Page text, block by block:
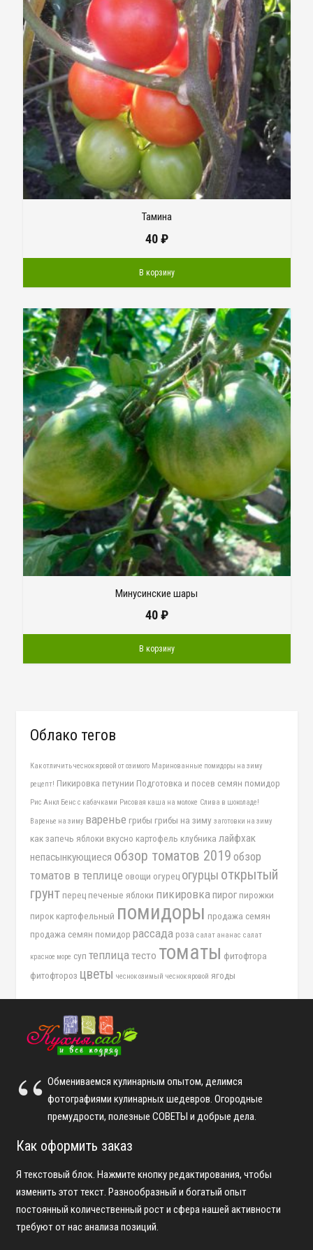
Тамина
40₽
В корзину
Минусинские шары
40₽
В корзину
Облако тегов
Как отличить чеснок яровой от озимого Маринованные помидоры на зиму
рецепт! Пикировка петунии Подготовка и посев семян помидор
Рис Анкл Бенс с кабачками Рисовая каша на молоке Слива в шоколаде!
Варенье на зиму варенье грибы грибы на зиму заготовки на зиму
как запечь яблоки вкусно картофель клубника лайфхак
непасынкующиеся обзор томатов 2019 обзор
томатов в теплице овощи огурец огурцы открытый
грунт перец печеные яблоки пикировка пирог пирожки
пирок картофельный помидоры продажа семян
продажа семян помидор рассада роза салат ананас салат
красное море суп теплица тесто томаты фитофтора
фитофтороз цветы чеснок озимый чеснок яровой ягоды
Обмениваемся кулинарным опытом, делимся
фотографиями кулинарных шедевров. Огородные
премудрости, полезные СОВЕТЫ и добрые дела.
Как оформить заказ
Я текстовый блок. Нажмите кнопку редактирования, чтобы
изменить этот текст. Разнообразный и богатый опыт
постоянный количественный рост и сфера нашей активности
требуют от нас анализа позиций.